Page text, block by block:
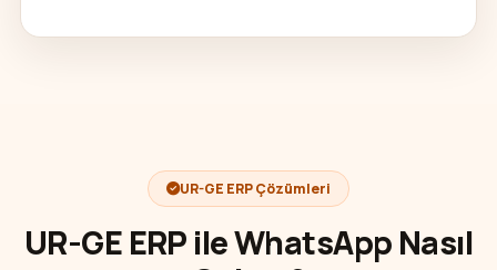
UR-GE ERP Çözümleri
UR-GE ERP ile WhatsApp Nasıl